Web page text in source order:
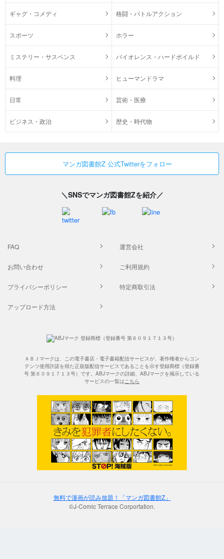
ギャグ・コメディ 格闘・バトルアクション
スポーツ ホラー
ミステリー・サスペンス バイオレンス・ハードボイルド
料理 ヒューマンドラマ
日常 芸術・医療
ビジネス・政治 歴史・時代物
マンガ図書館Z 公式Twitterをフォロー
＼SNSでマンガ図書館Zを紹介／
FAQ 運営会社
お問い合わせ ご利用規約
プライバシーポリシー 特定商取引法
アップロード方法
ＡＢＪマークは、この電子書店・電子書籍配信サービスが、著作権者からコン
テンツ使用許諾を得た正規版配信サービスであることを示す登録商標（登録番
号 第６０９１７１３号）です。ABJマークの詳細、ABJマークを掲示している
サービスの一覧はこちら
無料で漫画が読み放題！「マンガ図書館Z」
©J-Comic Terrace Corportation.